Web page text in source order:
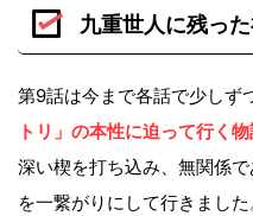
九重世人に残っ
第9話は今まで各話で少しず
トリ」の本性に迫って行く物
深い楔を打ち込み、無関係
を一繋がりにして行きました